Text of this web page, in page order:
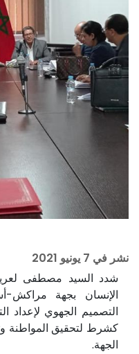
نشر في 7 يونيو 2021
شدد السيد مصطفى
الإنسان بجهة
التصميم الجهوي لإعداد
كشرط لتحقيق المواطنة
الجهة.